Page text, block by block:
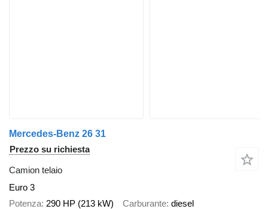
Mercedes-Benz 26 31
Prezzo su richiesta
Camion telaio
Euro 3
Potenza 290 HP (213 kW) Carburante diesel